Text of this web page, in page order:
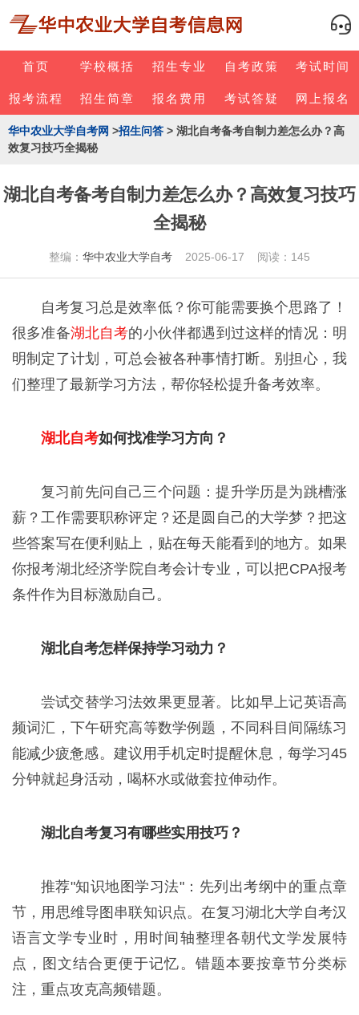
首页 学校概括 招生专业 自考政策 考试时间
报考流程 招生简章 报名费用 考试答疑 网上报名
华中农业大学自考网 >招生问答 > 湖北自考备考自制力差怎么办？高
效复习技巧全揭秘
湖北自考备考自制力差怎么办？高效复习技巧
全揭秘
整编： 华中农业大学自考 2025-06-17 阅读：145
自考复习总是效率低？你可能需要换个思路了！
很多准备湖北自考的小伙伴都遇到过这样的情况：明
明制定了计划，可总会被各种事情打断。别担心，我
们整理了最新学习方法，帮你轻松提升备考效率。
湖北自考如何找准学习方向？
复习前先问自己三个问题：提升学历是为跳槽涨
薪？工作需要职称评定？还是圆自己的大学梦？把这
些答案写在便利贴上，贴在每天能看到的地方。如果
你报考湖北经济学院自考会计专业，可以把CPA报考
条件作为目标激励自己。
湖北自考怎样保持学习动力？
尝试交替学习法效果更显著。比如早上记英语高
频词汇，下午研究高等数学例题，不同科目间隔练习
能减少疲惫感。建议用手机定时提醒休息，每学习45
分钟就起身活动，喝杯水或做套拉伸动作。
湖北自考复习有哪些实用技巧？
推荐"知识地图学习法"：先列出考纲中的重点章
节，用思维导图串联知识点。在复习湖北大学自考汉
语言文学专业时，用时间轴整理各朝代文学发展特
点，图文结合更便于记忆。错题本要按章节分类标
注，重点攻克高频错题。